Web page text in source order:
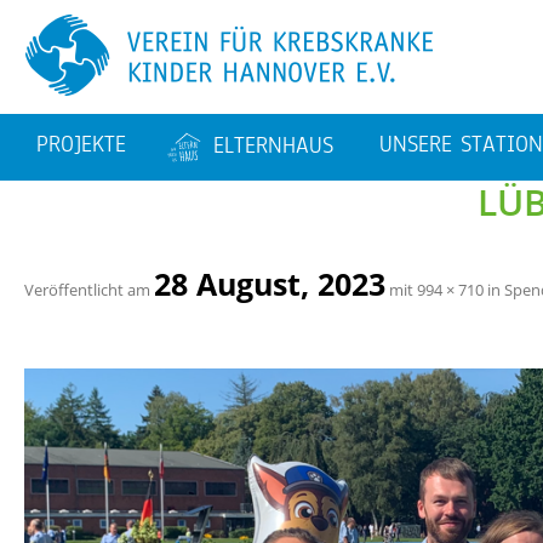
PRO­JEK­TE
PER­SO­NAL­STEL­LEN
SPORT­THE­RA­PIE
KUNST
SA­NIE­RUNG
EL­TERN­HAUS UN­SE­RE
KMT – STA­TI­ON 62
TIERE AUF DEN
NEN
Ver­öf­fent­licht am 28 Au­gust, 2023 mit994 × 710 in